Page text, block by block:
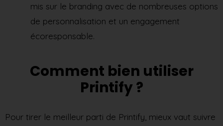
mis sur le branding avec de nombreuses options
de personnalisation et un engagement
écoresponsable.
Comment bien utiliser
Printify ?
Pour tirer le meilleur parti de Printify, mieux vaut suivre